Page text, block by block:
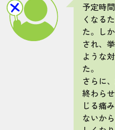
予定時
くなる
た。し
され、
ような
た。
さらに
終わら
じる痛
ないか